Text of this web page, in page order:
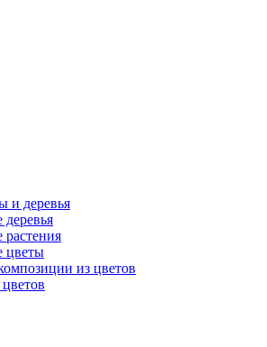
и деревья
растения
цветы
из цветов